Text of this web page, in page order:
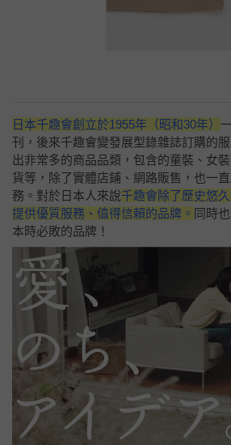
日本千趣會創立於1955年（昭和30年）
刊，後來千趣會變發展型錄雜誌訂購的
出非常多的商品品類，包含的童裝、女
貨等，除了實體店鋪、網路販售，也一
務。對於日本人來說千趣會除了歷史悠
提供優質服務、值得信賴的品牌。 同時
本時必敗的品牌！